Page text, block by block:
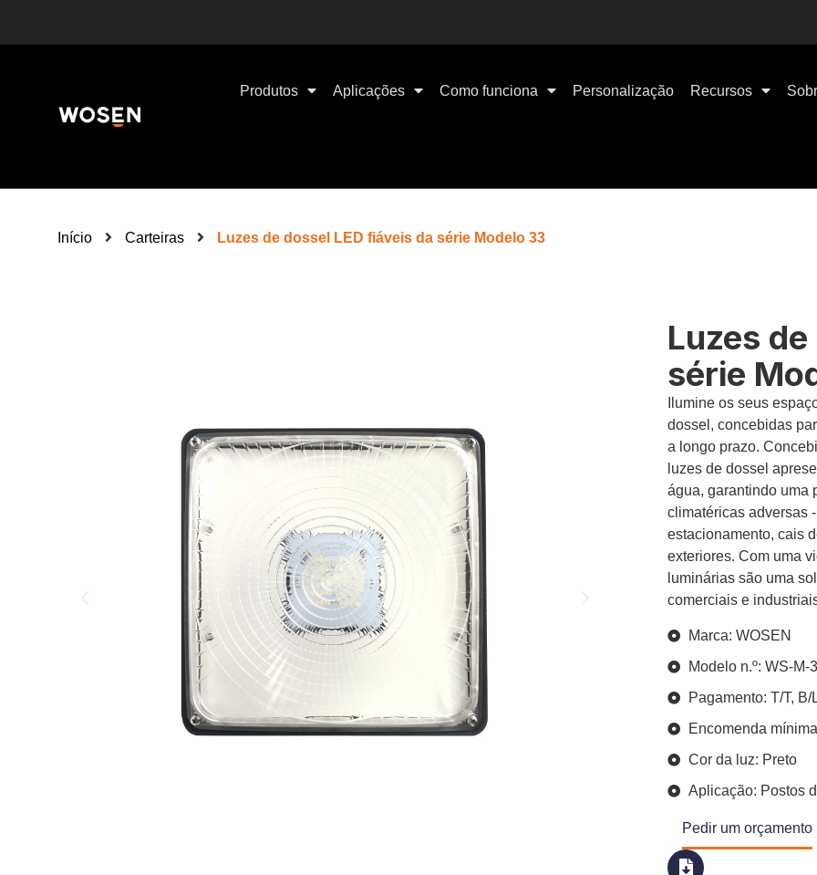
Produtos Aplicações Como funciona Personalização Recursos
Início Carteiras Luzes de dossel LED fiáveis da série Modelo 33
Luzes
série
Ilumine os seus
dossel, concebidas
a longo prazo.
luzes de dossel
água, garantindo uma
climatéricas adversas
estacionamento, cais
exteriores. Com uma
luminárias são uma
comerciais e
Marca: WOSEN
Modelo n.º: WS-M-
Pagamento: T/T, B/
Encomenda
Cor da luz: Preto
Aplicação: Postos
Pedir um orçamento